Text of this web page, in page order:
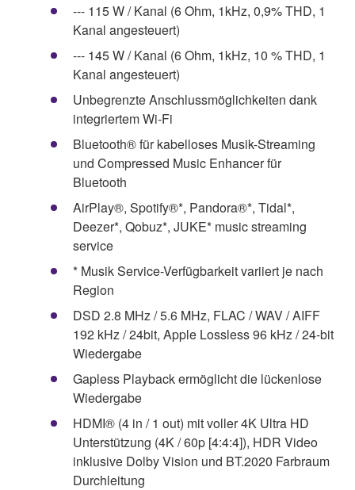
--- 115 W / Kanal (6 Ohm, 1kHz, 0,9% THD, 1
Kanal angesteuert)
--- 145 W / Kanal (6 Ohm, 1kHz, 10 % THD, 1
Kanal angesteuert)
Unbegrenzte Anschlussmöglichkeiten dank
integriertem Wi-Fi
Bluetooth® für kabelloses Musik-Streaming
und Compressed Music Enhancer für
Bluetooth
AirPlay®, Spotify®*, Pandora®*, Tidal*,
Deezer*, Qobuz*, JUKE* music streaming
service
* Musik Service-Verfügbarkeit variiert je nach
Region
DSD 2.8 MHz / 5.6 MHz, FLAC / WAV / AIFF
192 kHz / 24bit, Apple Lossless 96 kHz / 24-bit
Wiedergabe
Gapless Playback ermöglicht die lückenlose
Wiedergabe
HDMI® (4 in / 1 out) mit voller 4K Ultra HD
Unterstützung (4K / 60p [4:4:4]), HDR Video
inklusive Dolby Vision und BT.2020 Farbraum
Durchleitung